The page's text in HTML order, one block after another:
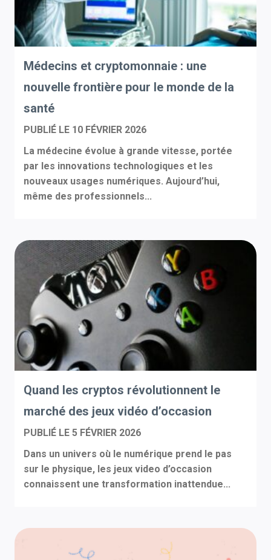
Médecins et cryptomonnaie : une
nouvelle frontière pour le monde de la
santé
PUBLIÉ LE 10 FÉVRIER 2026
La médecine évolue à grande vitesse, portée
par les innovations technologiques et les
nouveaux usages numériques. Aujourd’hui,
même des professionnels...
Quand les cryptos révolutionnent le
marché des jeux vidéo d’occasion
PUBLIÉ LE 5 FÉVRIER 2026
Dans un univers où le numérique prend le pas
sur le physique, les jeux video d’occasion
connaissent une transformation inattendue...